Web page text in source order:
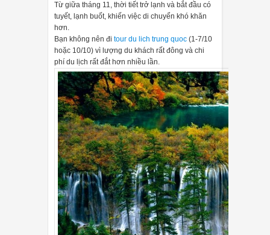
Từ giữa tháng 11, thời tiết trở lạnh và bắt đầu có
tuyết, lạnh buốt, khiến việc di chuyển khó khăn
hơn.
Bạn không nên đi tour du lich trung quoc (1-7/10
hoặc 10/10) vì lượng du khách rất đông và chi
phí du lịch rất đắt hơn nhiều lần.